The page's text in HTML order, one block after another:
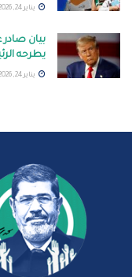
يناير 24, 2026
بيان
يطرحه
يناير 24, 2026